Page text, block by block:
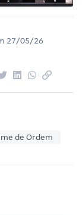
27/05/26
de Ordem